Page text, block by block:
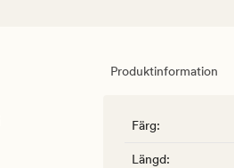
Produktinformation
Färg:
Längd: